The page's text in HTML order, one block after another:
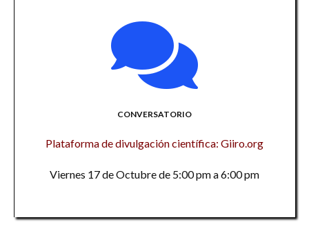
CONVERSATORIO
Plataforma de divulgación científica: Giiro.org
Viernes 17 de Octubre de 5:00 pm a 6:00 pm